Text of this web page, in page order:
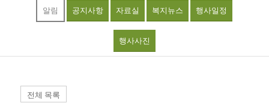
알림 공지사항 자료실 복지뉴스 행사일정
행사사진
전체 목록